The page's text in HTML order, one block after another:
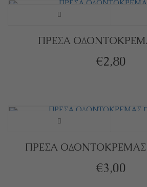
ΠΡΕΣΑ
€2,80
ΠΡΕΣΑ ΟΔΟΝΤΟΚΡΕΜΑΣ
€3,00